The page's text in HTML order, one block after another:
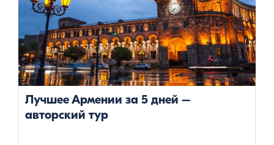
Лучшее Армении за 5 дней –
авторский тур